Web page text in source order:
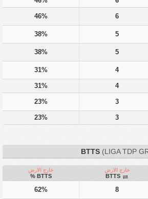
6
46%
5
38%
5
38%
4
31%
4
31%
3
23%
3
23%
(LIGA TDP
خارج الارض
BTTS
خارج الارض
BTTS %
8
62%